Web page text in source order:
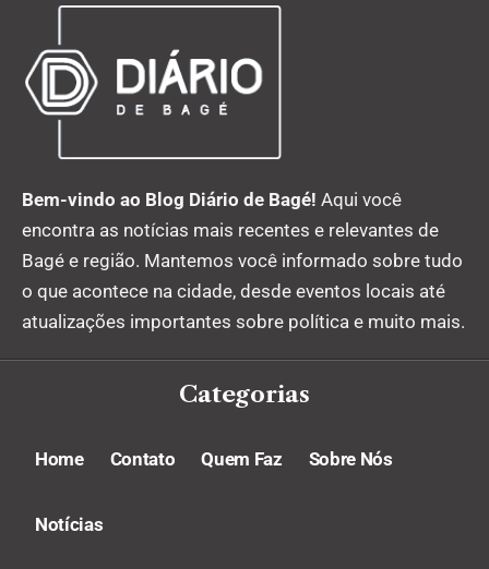
Bem-vindo ao Blog Diário de Bagé! Aqui você
encontra as notícias mais recentes e relevantes de
Bagé e região. Mantemos você informado sobre tudo
o que acontece na cidade, desde eventos locais até
atualizações importantes sobre política e muito mais.
Categorias
Home Contato Quem Faz Sobre Nós
Notícias